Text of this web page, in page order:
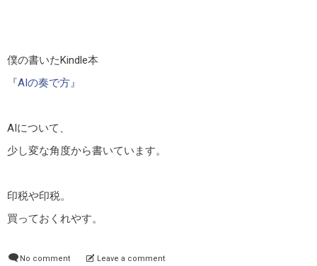
僕の書いたKindle本
『AIの奏で方』
AIについて、
少し変な角度から書いています。
印税や印税。
買っておくれやす。
No comment Leave a comment